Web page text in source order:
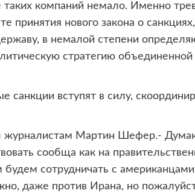
таких компаний немало. Именно
принятия нового закона о
в немалой степени
стратегию объединенной
вступят в силу,
журналистам Мартин Шефер.-
сообща как на
сотрудничать с
даже против Ирана, но